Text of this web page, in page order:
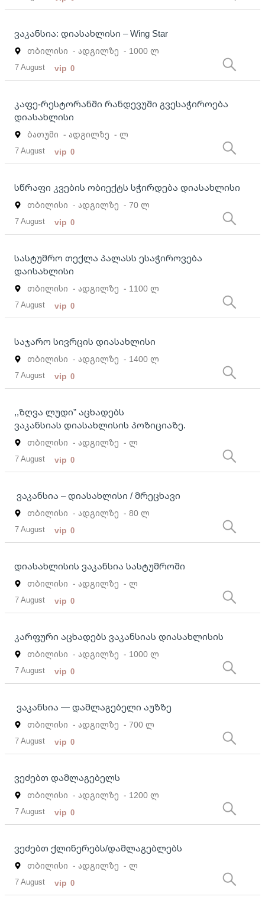
ვაკანსია: დიასახლისი – Wing Star
თბილისი - ადგილზე - 1000 ლ
7 August vip 0
კაფე-რესტორანში რანდევუში გვესაჭიროება
დიასახლისი
ბათუმი - ადგილზე - ლ
7 August vip 0
სწრაფი კვების ობიექტს სჭირდება დიასახლისი
თბილისი - ადგილზე - 70 ლ
7 August vip 0
სასტუმრო თექლა პალასს ესაჭიროვება
დაისახლისი
თბილისი - ადგილზე - 1100 ლ
7 August vip 0
საჯარო სივრცის დიასახლისი
თბილისი - ადგილზე - 1400 ლ
7 August vip 0
,,ზღვა ლუდი” აცხადებს
ვაკანსიას დიასახლისის პოზიციაზე.
თბილისი - ადგილზე - ლ
7 August vip 0
ვაკანსია – დიასახლისი / მრეცხავი
თბილისი - ადგილზე - 80 ლ
7 August vip 0
დიასახლისის ვაკანსია სასტუმროში
თბილისი - ადგილზე - ლ
7 August vip 0
კარფური აცხადებს ვაკანსიას დიასახლისის
თბილისი - ადგილზე - 1000 ლ
7 August vip 0
ვაკანსია — დამლაგებელი აუზზე
თბილისი - ადგილზე - 700 ლ
7 August vip 0
ვეძებთ დამლაგებელს
თბილისი - ადგილზე - 1200 ლ
7 August vip 0
ვეძებთ ქლინერებს/დამლაგებლებს
თბილისი - ადგილზე - ლ
7 August vip 0